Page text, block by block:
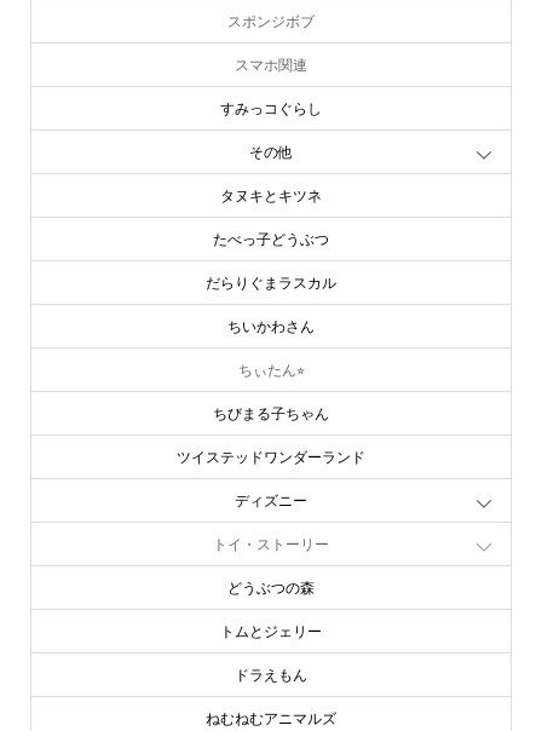
スポンジボブ
スマホ関連
すみっコぐらし
その他
タヌキとキツネ
たべっ子どうぶつ
だらりぐまラスカル
ちいかわさん
ちぃたん⭐︎
ちびまる子ちゃん
ツイステッドワンダーランド
ディズニー
トイ・ストーリー
どうぶつの森
トムとジェリー
ドラえもん
ねむねむアニマルズ